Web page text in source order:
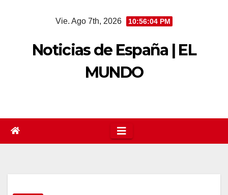
Vie. Ago 7th, 2026 10:56:04 PM
Noticias de España | EL
MUNDO